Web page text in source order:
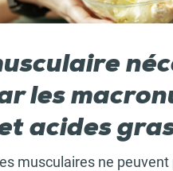
les
acides
musculaires ne